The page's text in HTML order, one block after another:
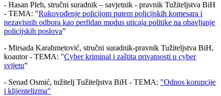
- Hasan Pleh, stručni suradnik – savjetnik - pravnik Tužiteljstva BiH
- TEMA: "Rukovođenje policijom putem policijskih komesara i
nezavisnih odbora kao perfidan modus uticaja politike na obavljanje
policijskih poslova”
- Mirsada Karahmetović, stručni suradnik-pravnik Tužiteljstva BiH,
koautor - TEMA: "Cyber kriminal i zaštita privatnosti u cyber
svijetu”
- Senad Osmić, tužitelj Tužiteljstva BiH - TEMA: "Odnos korupcije
i klijentelizma"